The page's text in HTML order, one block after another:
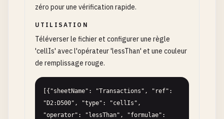
zéro pour une vérification rapide.
UTILISATION
Téléverser le fichier et configurer une règle
'cellIs' avec l'opérateur 'lessThan' et une couleur
de remplissage rouge.
[{"sheetName": "Transactions", "ref":
"D2:D500", "type": "cellIs",
"operator": "lessThan", "formulae":